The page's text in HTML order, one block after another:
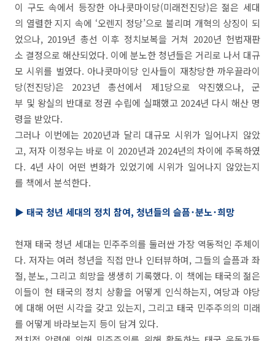
이 구도 속에서 등장한 아나콧마이당(미래전진당)은 젊은 세대
의 열렬한 지지 속에 ‘오렌지 정당’으로 불리며 개혁의 상징이 되
었으나, 2019년 총선 이후 정치보복을 거쳐 2020년 헌법재판
소 결정으로 해산되었다. 이에 분노한 청년들은 거리로 나서 대규
모 시위를 벌였다. 아나콧마이당 인사들이 재창당한 까우끌라이
당(전진당)은 2023년 총선에서 제1당으로 약진했으나, 군
부 및 왕실의 반대로 정권 수립에 실패했고 2024년 다시 해산 명
령을 받았다.
그러나 이번에는 2020년과 달리 대규모 시위가 일어나지 않았
고, 저자 이정우는 바로 이 2020년과 2024년의 차이에 주목하였
다. 4년 사이 어떤 변화가 있었기에 시위가 일어나지 않았는지
를 책에서 분석한다.
▶ 태국 청년 세대의 정치 참여, 청년들의 슬픔･분노･희망
현재 태국 청년 세대는 민주주의를 둘러싼 가장 역동적인 주체이
다. 저자는 여러 청년을 직접 만나 인터뷰하며, 그들의 슬픔과 좌
절, 분노, 그리고 희망을 생생히 기록했다. 이 책에는 태국의 젊은
이들이 현 태국의 정치 상황을 어떻게 인식하는지, 여당과 야당
에 대해 어떤 시각을 갖고 있는지, 그리고 태국 민주주의의 미래
를 어떻게 바라보는지 등이 담겨 있다.